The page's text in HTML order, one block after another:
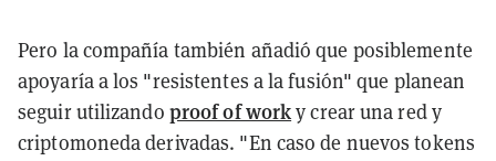
Pero la compañía también añadió que posiblemente
apoyaría a los "resistentes a la fusión" que planean
seguir utilizando proof of worky crear una red y
criptomoneda derivadas. "En caso de nuevos tokens